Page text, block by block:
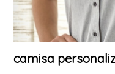
camisa